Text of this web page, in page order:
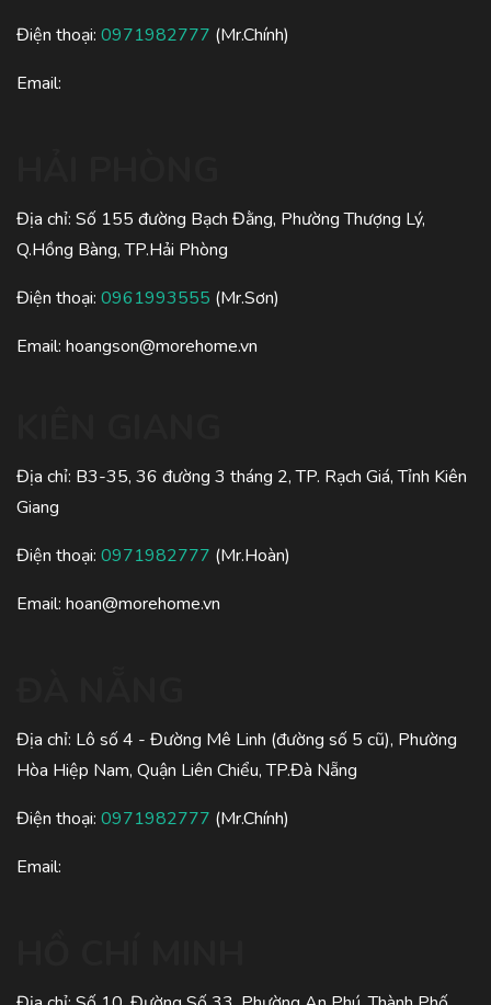
Điện thoại: 0971982777 (Mr.Chính)
Email:
Địa chỉ: Số 155 đường Bạch Đằng, Phường Thượng Lý,
Q.Hồng Bàng, TP.Hải Phòng
Điện thoại: 0961993555 (Mr.Sơn)
Email: hoangson@morehome.vn
Địa chỉ: B3-35, 36 đường 3 tháng 2, TP. Rạch Giá, Tỉnh Kiên
Giang
Điện thoại: 0971982777 (Mr.Hoàn)
Email: hoan@morehome.vn
Địa chỉ: Lô số 4 - Đường Mê Linh (đường số 5 cũ), Phường
Hòa Hiệp Nam, Quận Liên Chiểu, TP.Đà Nẵng
Điện thoại: 0971982777 (Mr.Chính)
Email: